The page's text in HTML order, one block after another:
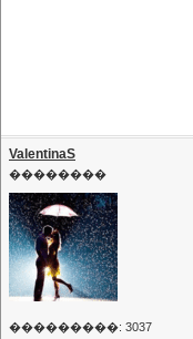
ValentinaS
��������
���������: 3037